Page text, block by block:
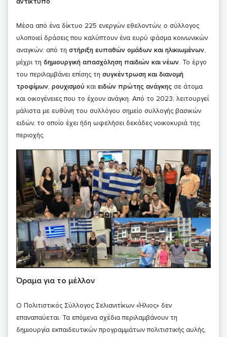
Μέσα από ένα δίκτυο 225 ενεργών εθελοντών, ο σύλλογος
υλοποιεί δράσεις που καλύπτουν ένα ευρύ φάσμα κοινωνικών
αναγκών: από τη στήριξη ευπαθών ομάδων και ηλικιωμένων,
μέχρι τη δημιουργική απασχόληση παιδιών και νέων. Το έργο
του περιλαμβάνει επίσης τη συγκέντρωση και διανομή
τροφίμων, ρουχισμού και ειδών πρώτης ανάγκης σε άτομα
και οικογένειες που το έχουν ανάγκη. Από το 2023, λειτουργεί
μάλιστα με ευθύνη του συλλόγου σημείο συλλογής βασικών
ειδών, το οποίο έχει ήδη ωφελήσει δεκάδες νοικοκυριά της
περιοχής.
Όραμα για το μέλλον
Ο Πολιτιστικός Σύλλογος Σελιανιτίκων «Ήλιος» δεν
επαναπαύεται. Τα επόμενα σχέδια περιλαμβάνουν τη
δημιουργία εκπαιδευτικών προγραμμάτων πολιτιστικής αυλής,